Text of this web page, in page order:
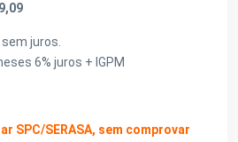
juros.
6% juros + IGPM
SPC/SERASA, sem comprovar